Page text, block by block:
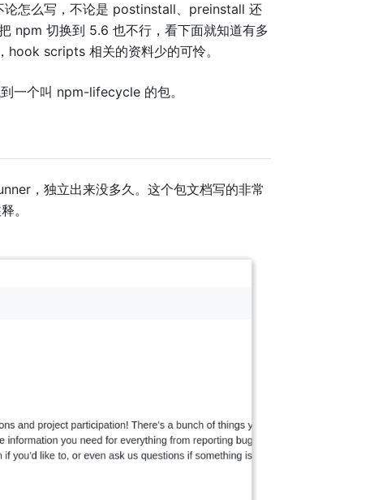
论怎么写，不论是 postinstall、preinstall 还
npm 切换到 5.6 也不行，看下面就知道有多
scripts 相关的资料少的可怜。
一个叫 npm-lifecycle 的包。
，独立出来没多久。这个包文档写的非常
。